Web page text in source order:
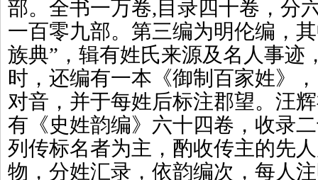
部。全书一万卷,目录四十卷，分
一百零九部。第三编为明伦编，
族典”，辑有姓氏来源及名人事迹
时，还编有一本《御制百家姓》
对音，并于每姓后标注郡望。汪
有《史姓韵编》六十四卷，收录
列传标名者为主，酌收传主的先
物，分姓汇录，依韵编次，每人